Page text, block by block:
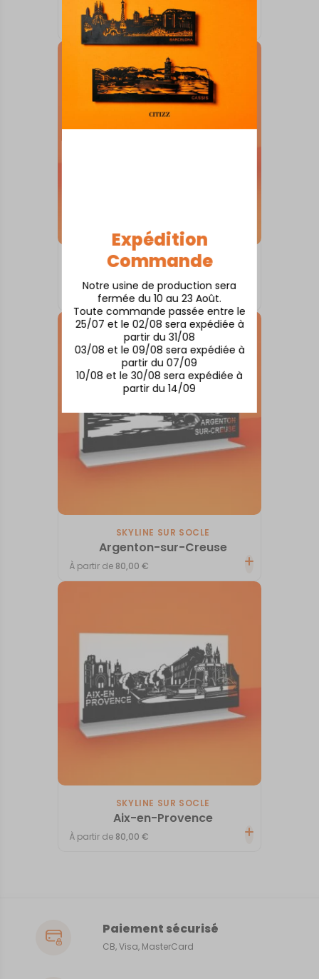
Expédition
Commande
Notre usine de production sera
fermée du 10 au 23 Août.
Toute commande passée entre le
25/07 et le 02/08 sera expédiée à
partir du 31/08
03/08 et le 09/08 sera expédiée à
partir du 07/09
10/08 et le 30/08 sera expédiée à
partir du 14/09
Amiens
À partir de80,00€
SKYLINE SUR SOCLE
Antibes
À partir de80,00€
SKYLINE SUR SOCLE
Argenton-sur-Creuse
À partir de 80,00€
SKYLINE SUR SOCLE
Aix-en-Provence
À partir de 80,00€
Paiement sécurisé
CB, Visa, MasterCard